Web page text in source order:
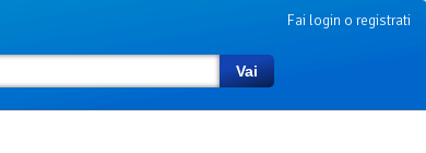
Fai login o registrati
Vai